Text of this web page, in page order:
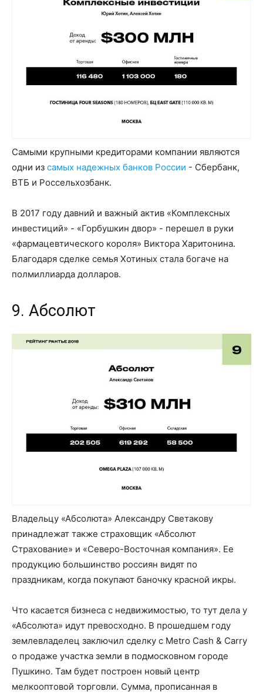
Самыми крупными кредиторами компании являются
одни из самых надежных банков России - Сбербанк,
ВТБ и Россельхозбанк.
В 2017 году давний и важный актив «Комплексных
инвестиций» - «Горбушкин двор» - перешел в руки
«фармацевтического короля» Виктора Харитонина.
Благодаря сделке семья Хотиных стала богаче на
полмиллиарда долларов.
9. Абсолют
Владельцу «Абсолюта» Александру Светакову
принадлежат также страховщик «Абсолют
Страхование» и «Северо-Восточная компания». Ее
продукцию большинство россиян видят по
праздникам, когда покупают баночку красной икры.
Что касается бизнеса с недвижимостью, то тут дела у
«Абсолюта» идут превосходно. В прошедшем году
землевладелец заключил сделку с Metro Cash & Carry
о продаже участка земли в подмосковном городе
Пушкино. Там будет построен новый центр
мелкооптовой торговли. Сумма, прописанная в